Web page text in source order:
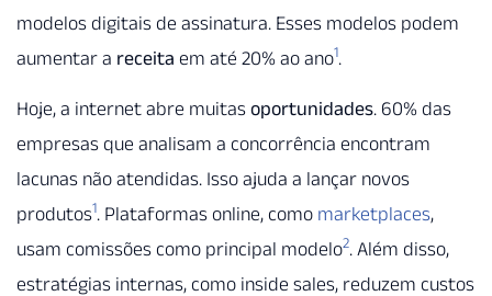
modelos digitais de assinatura. Esses modelos podem
aumentar a receita em até 20% ao ano1.
Hoje, a internet abre muitas oportunidades. 60% das
empresas que analisam a concorrência encontram
lacunas não atendidas. Isso ajuda a lançar novos
produtos1. Plataformas online, como marketplaces,
usam comissões como principal modelo2. Além disso,
estratégias internas, como inside sales, reduzem custos